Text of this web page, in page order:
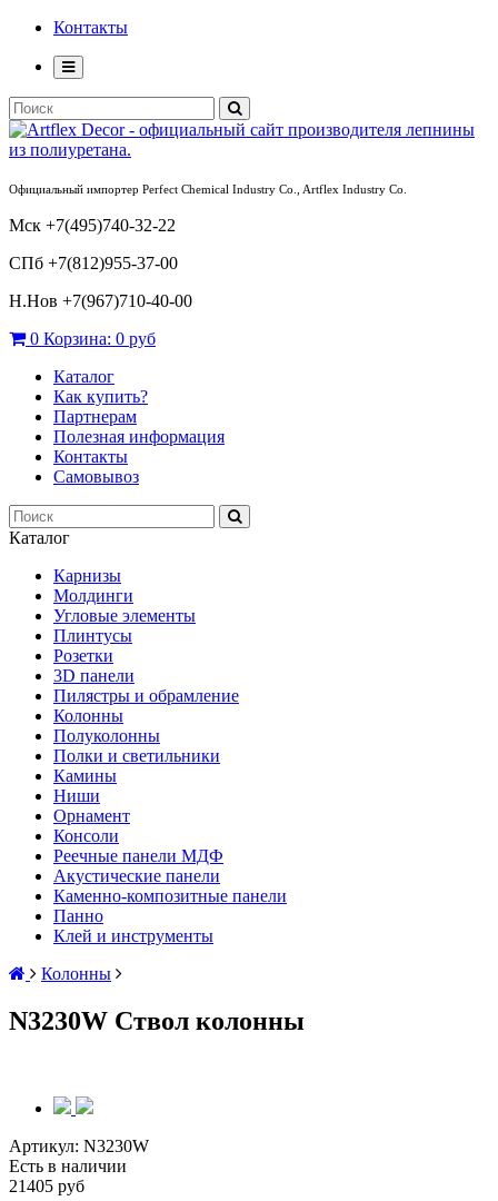
Контакты
Официальный импортер Perfect Chemical Industry Co., Artflex Industry Co.
Мск +7(495)740-32-22
СПб +7(812)955-37-00
Н.Нов +7(967)710-40-00
0 Корзина: 0 руб
Каталог
Как купить?
Партнерам
Полезная информация
Контакты
Самовывоз
Каталог
Карнизы
Молдинги
Угловые элементы
Плинтусы
Розетки
3D панели
Пилястры и обрамление
Колонны
Полуколонны
Полки и светильники
Камины
Ниши
Орнамент
Консоли
Реечные панели МДФ
Акустические панели
Каменно-композитные панели
Панно
Клей и инструменты
Колонны
N3230W Ствол колонны
Артикул: N3230W
Есть в наличии
21405 руб